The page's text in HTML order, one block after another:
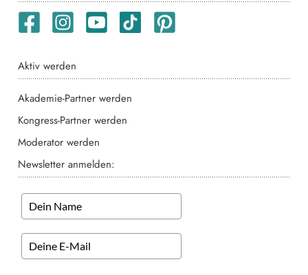
Aktiv werden
Akademie-Partner werden
Kongress-Partner werden
Moderator werden
Newsletter anmelden: